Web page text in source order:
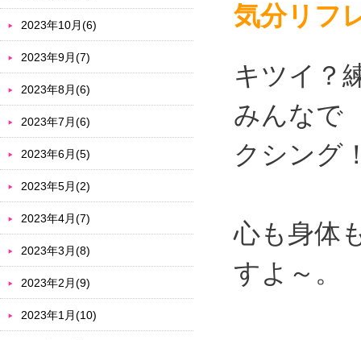
気分リフ
キツイ？
みんな
クシング
心も身体
すよ～。
2023年10月(6)
2023年9月(7)
2023年8月(6)
2023年7月(6)
2023年6月(5)
2023年5月(2)
2023年4月(7)
2023年3月(8)
2023年2月(9)
2023年1月(10)